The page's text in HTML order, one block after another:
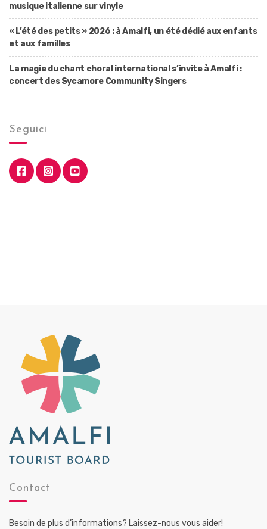
musique italienne sur vinyle
« L’été des petits » 2026 : à Amalfi, un été dédié aux enfants
et aux familles
La magie du chant choral international s’invite à Amalfi :
concert des Sycamore Community Singers
Seguici
Contact
Besoin de plus d’informations? Laissez-nous vous aider!